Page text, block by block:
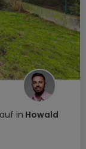
in Howald